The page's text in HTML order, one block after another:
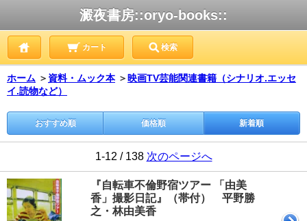
澱夜書房::oryo-books::
カート 検索
ホーム ＞ 資料・ムック本 ＞ 映画TV芸能関連書籍（シナリオ.エッセ
イ.読物など）
おすすめ順 価格順 新着順
1-12 / 138 次のページへ
『自転車不倫野宿ツアー 「由美
香」撮影日記』（帯付） 平野勝
之・林由美香